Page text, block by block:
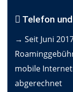
Telefon
→ Seit Juni
mobile
abgerechnet